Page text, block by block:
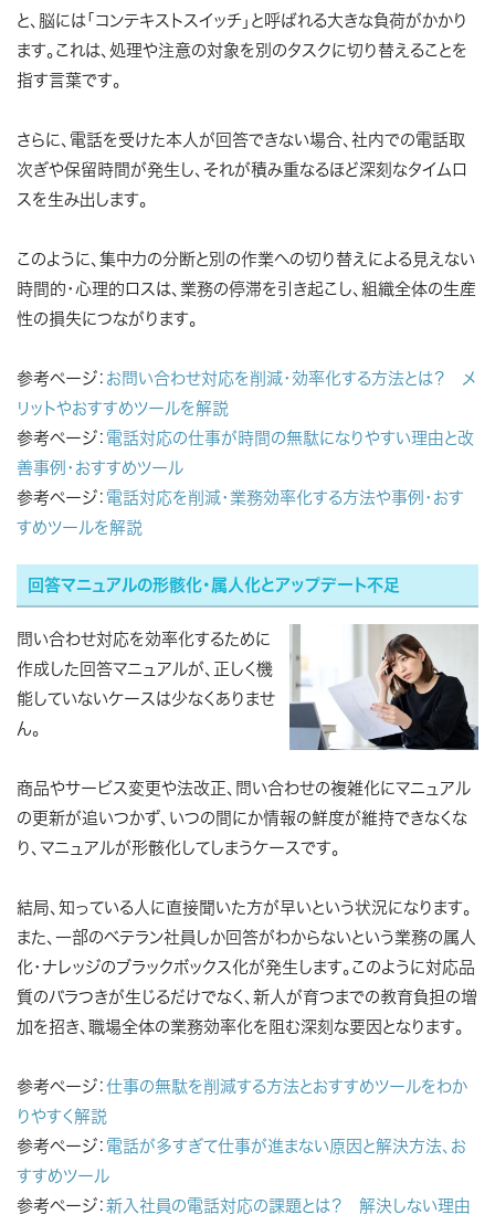
と、脳には「コンテキストスイッチ」と呼ばれる大きな負荷がかかり
ます。これは、処理や注意の対象を別のタスクに切り替えることを
指す言葉です。
さらに、電話を受けた本人が回答できない場合、社内での電話取
次ぎや保留時間が発生し、それが積み重なるほど深刻なタイムロ
スを生み出します。
このように、集中力の分断と別の作業への切り替えによる見えない
時間的・心理的ロスは、業務の停滞を引き起こし、組織全体の生産
性の損失につながります。
参考ページ： お問い合わせ対応を削減・効率化する方法とは？ メ
リットやおすすめツールを解説
参考ページ： 電話対応の仕事が時間の無駄になりやすい理由と改
善事例・おすすめツール
参考ページ： 電話対応を削減・業務効率化する方法や事例・おす
すめツールを解説
回答マニュアルの形骸化・属人化とアップデート不足
問い合わせ対応を効率化するために
作成した回答マニュアルが、正しく機
能していないケースは少なくありませ
ん。
商品やサービス変更や法改正、問い合わせの複雑化にマニュアル
の更新が追いつかず、いつの間にか情報の鮮度が維持できなくな
り、マニュアルが形骸化してしまうケースです。
結局、知っている人に直接聞いた方が早いという状況になります。
また、一部のベテラン社員しか回答がわからないという業務の属人
化・ナレッジのブラックボックス化が発生します。このように対応品
質のバラつきが生じるだけでなく、新人が育つまでの教育負担の増
加を招き、職場全体の業務効率化を阻む深刻な要因となります。
参考ページ： 仕事の無駄を削減する方法とおすすめツールをわか
りやすく解説
参考ページ： 電話が多すぎて仕事が進まない原因と解決方法、お
すすめツール
参考ページ： 新入社員の電話対応の課題とは？ 解決しない理由